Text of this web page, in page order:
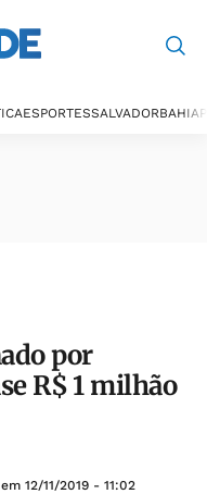
ESPORTESSALVADORBAHIA
por
R$ 1 milhão
12/11/2019 - 11:02